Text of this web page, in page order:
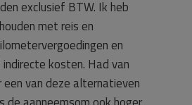
exclusief BTW. Ik heb
met reis en
en
kosten. Had van
van deze alternatieven